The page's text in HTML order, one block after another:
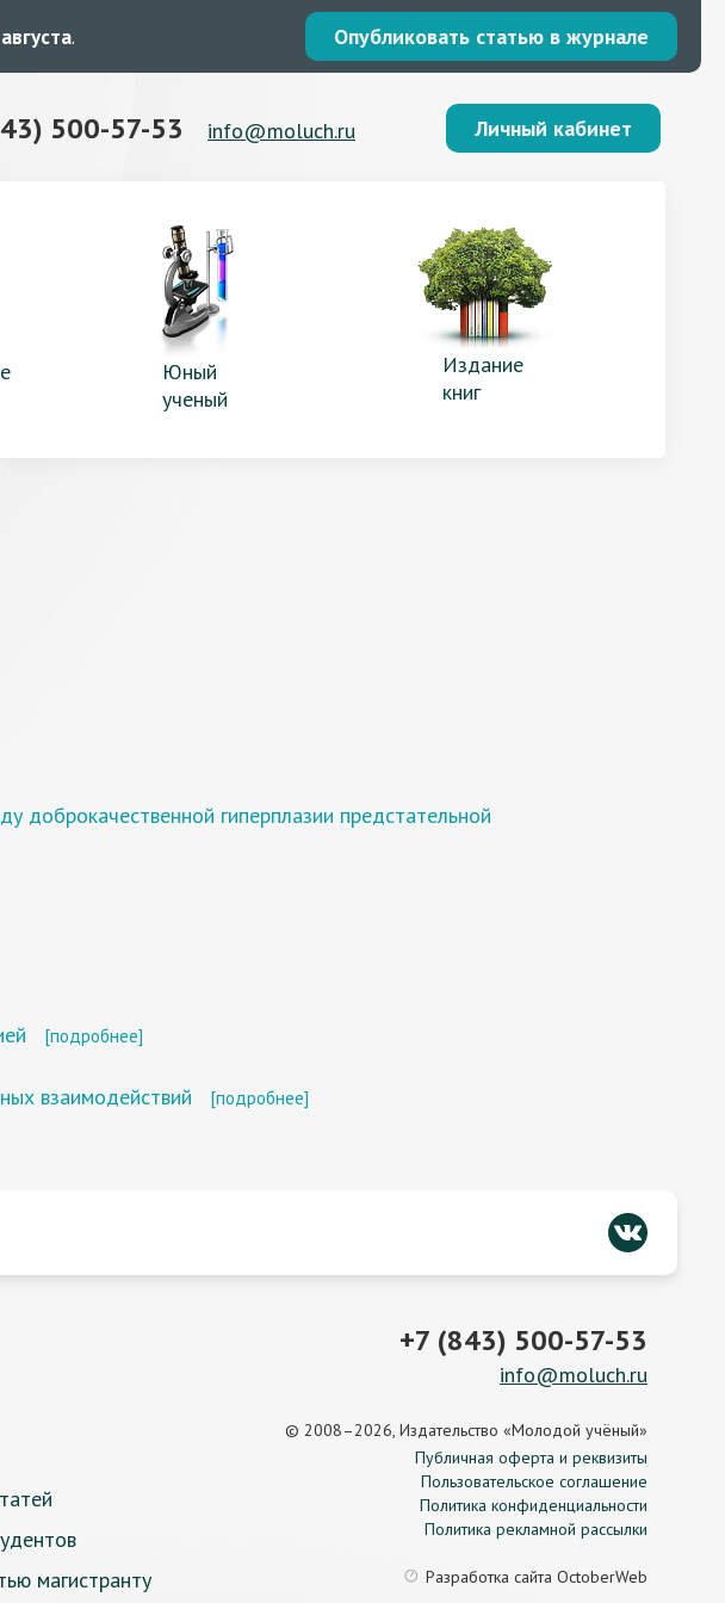
. Опубликовать статью в журнале
500-57-53 info@moluch.ru Личный кабинет
Юный
ученый
Издание
книг
доброкачественной гиперплазии предстательной
[подробнее]
взаимодействий [подробнее]
магистранту
+7 (843) 500-57-53
info@moluch.ru
© 2008–2026, Издательство «Молодой учёный»
Публичная оферта и реквизиты
Пользовательское соглашение
Политика конфиденциальности
Политика рекламной рассылки
Разработка сайта OctoberWeb